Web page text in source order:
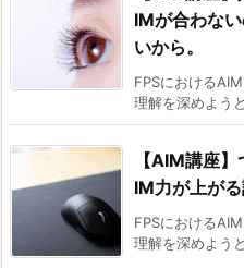
IMが合わな
いから。
FPSにおける
理解を深めよう
【AIM講座
IM力が上が
FPSにおける
理解を深めよう